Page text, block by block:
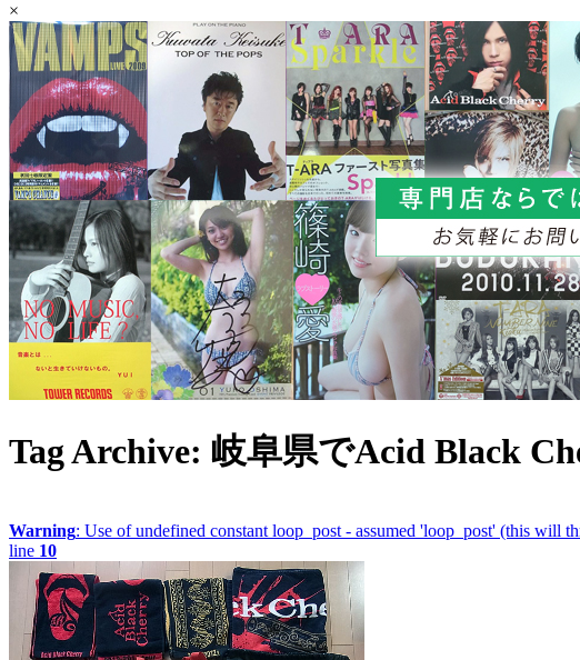
×
Tag Archive: 岐阜県でAcid Black
Warning: Use of undefined constant loop_post - assumed 'loop_post' (this will
line 10